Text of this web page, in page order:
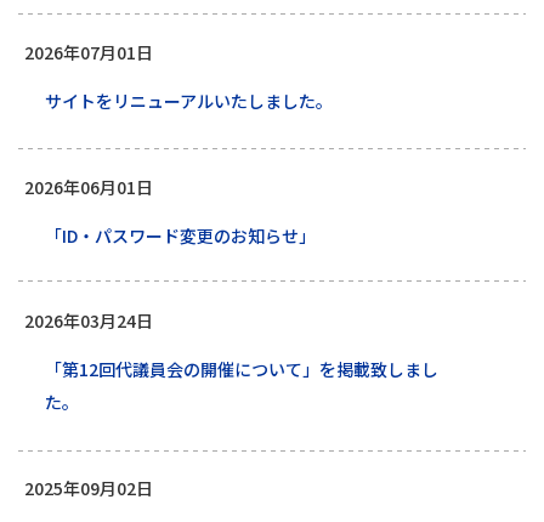
2026年07月01日
サイトをリニューアルいたしました。
2026年06月01日
「ID・パスワード変更のお知らせ」
2026年03月24日
「第12回代議員会の開催について」を掲載致しまし
た。
2025年09月02日